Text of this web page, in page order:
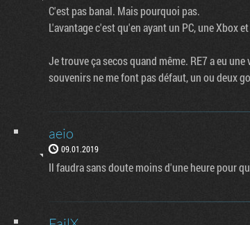
C'est pas banal. Mais pourquoi pas.
L'avantage c'est qu'en ayant un PC, une Xbox
Je trouve ça secos quand même. RE7 a eu
souvenirs ne me font pas défaut, un ou deux
aeio
09.01.2019
Il faudra sans doute moins d'une heure pour